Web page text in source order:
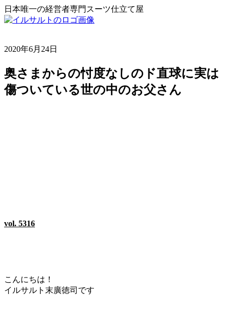
日本唯一の経営者専門スーツ仕立て屋
2020年6月24日
奥さまからの忖度なしのド直球に実は
傷ついている世の中のお父さん
vol. 5316
こんにちは！
イルサルト末廣徳司です